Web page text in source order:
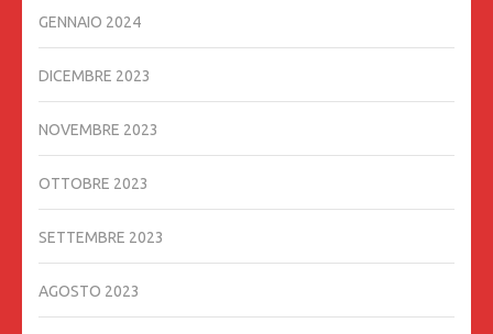
GENNAIO 2024
DICEMBRE 2023
NOVEMBRE 2023
OTTOBRE 2023
SETTEMBRE 2023
AGOSTO 2023